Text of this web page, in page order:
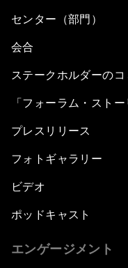
センター（部門）
会合
ステークホルダーのコ
「フォーラム・ストー
プレスリリース
フォトギャラリー
ビデオ
ポッドキャスト
エンゲージメント